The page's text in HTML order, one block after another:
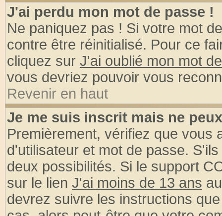
J'ai perdu mon mot de passe !
Ne paniquez pas ! Si votre mot
contre être réinitialisé. Pour ce
cliquez sur J'ai oublié mon mot
vous devriez pouvoir vous
Revenir en haut
Je me suis inscrit mais ne
Premièrement, vérifiez que vous
d'utilisateur et mot de passe.
deux possibilités. Si le support
sur le lien J'ai moins de 13 ans
devrez suivre les instructions